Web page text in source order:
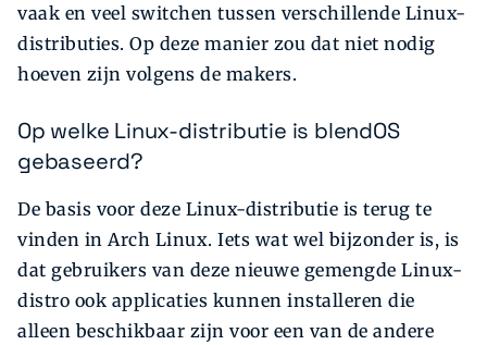
vaak en veel switchen tussen verschillende Linux-
distributies. Op deze manier zou dat niet nodig
hoeven zijn volgens de makers.
Op welke Linux-distributie is blendOS
gebaseerd?
De basis voor deze Linux-distributie is terug te
vinden in Arch Linux. Iets wat wel bijzonder is, is
dat gebruikers van deze nieuwe gemengde Linux-
distro ook applicaties kunnen installeren die
alleen beschikbaar zijn voor een van de andere